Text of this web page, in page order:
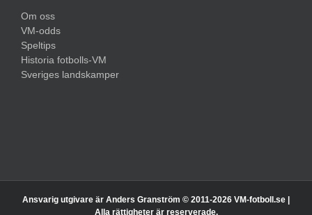
Om oss
VM-odds
Speltips
Historia fotbolls-VM
Sveriges landskamper
Ansvarig utgivare är Anders Granström © 2011-2026 VM-fotboll.se |
Alla rättigheter är reserverade.